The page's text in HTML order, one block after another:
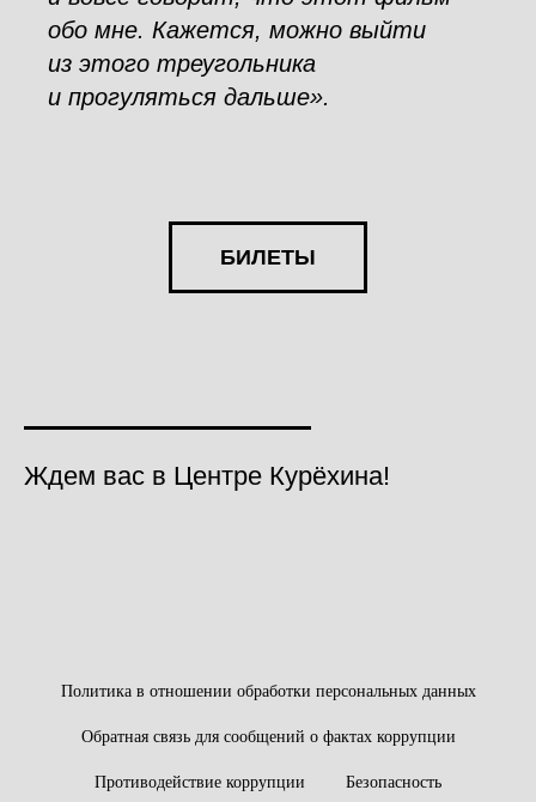
обо мне. Кажется, можно выйти
из этого треугольника
и прогуляться дальше».
БИЛЕТЫ
Ждем вас в Центре Курёхина!
Политика в отношении обработки персональных данных
Обратная связь для сообщений о фактах коррупции
Противодействие коррупции Безопасность